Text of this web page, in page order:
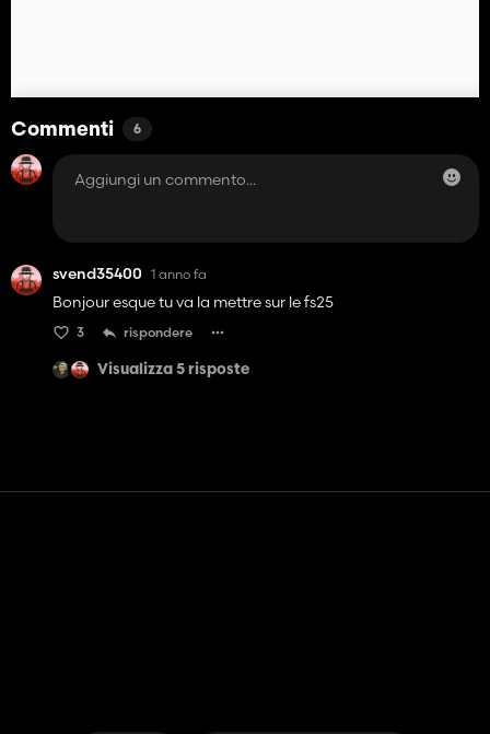
Commenti 6
svend35400 1 anno fa
Bonjour esque tu va la mettre sur le fs25
3 rispondere
Visualizza 5 risposte